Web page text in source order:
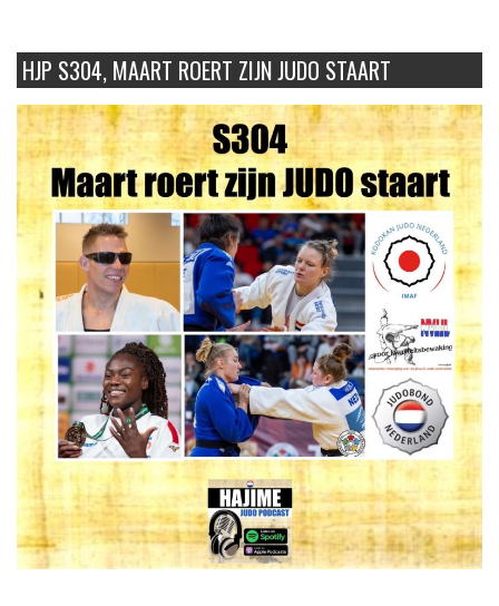
HJP S304, MAART ROERT ZIJN JUDO STAART